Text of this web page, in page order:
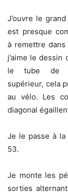
J’ouvre le
est presque
à remettre dans
j’aime le
le tube de
supérieur, cela
au vélo. Les
diagonal
Je le passe à
53.
Je monte les
sorties